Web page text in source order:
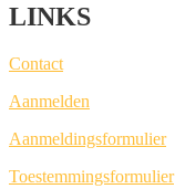
LINKS
Con­tact
Aan­mel­den
Aan­mel­dings­for­mu­lier
Toe­stem­mings­for­mu­lier